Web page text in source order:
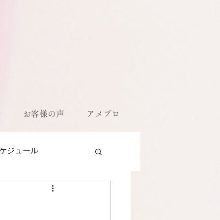
お客様の声 アメブロ
ジュール